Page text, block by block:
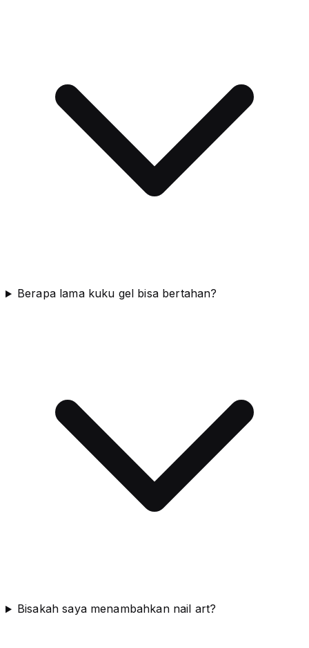
Berapa lama kuku gel bisa bertahan?
Bisakah saya menambahkan nail art?